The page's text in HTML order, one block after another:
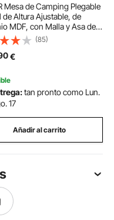
Mesa de Camping Plegable
de Altura Ajustable, de
MDF, con Malla y Asa de
Ligera y Compacta
al Aire Libre,
600 x 400 x 260 mm,
(85)
€
tan pronto como Lun.
17
Añadir al carrito